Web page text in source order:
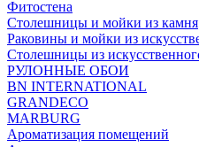
Фитостена
Столешницы и мойки из камня
Раковины и мойки из
Столешницы из
РУЛОННЫЕ ОБОИ
BN INTERNATIONAL
GRANDECO
MARBURG
Ароматизация помещений